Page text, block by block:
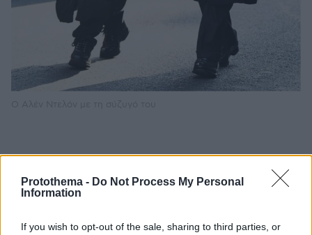
Protothema - Do Not Process My Personal
Information
If you wish to opt-out of the sale, sharing to third parties, or
πρόωρα χαμένη, Ρόμι Σνάιντερ, τον βοήθησε,